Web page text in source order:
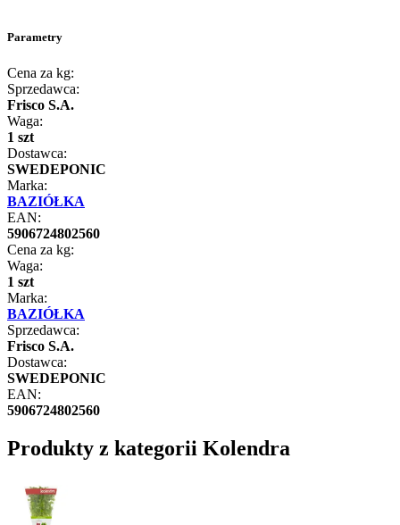
Parametry
Cena za kg:
Sprzedawca:
Frisco S.A.
Waga:
1 szt
Dostawca:
SWEDEPONIC
Marka:
BAZIÓŁKA
EAN:
5906724802560
Cena za kg:
Waga:
1 szt
Marka:
BAZIÓŁKA
Sprzedawca:
Frisco S.A.
Dostawca:
SWEDEPONIC
EAN:
5906724802560
Produkty z kategorii Kolendra